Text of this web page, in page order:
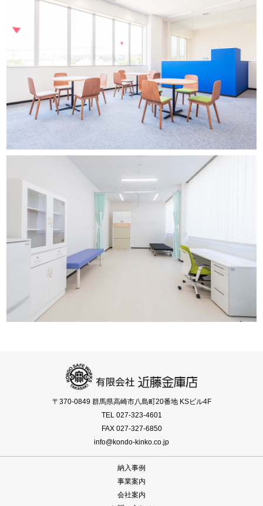
〒370-0849 群馬県高崎市八島町20番地 KSビル4F
TEL 027-323-4601
FAX 027-327-6850
info@kondo-kinko.co.jp
納入事例
事業案内
会社案内